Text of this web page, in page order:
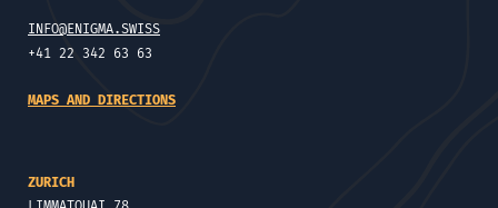
INFO@ENIGMA.SWISS
+41 22 342 63 63
MAPS AND DIRECTIONS
ZURICH